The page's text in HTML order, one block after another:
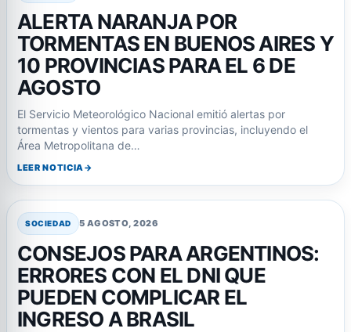
ALERTA NARANJA POR
TORMENTAS EN BUENOS AIRES Y
10 PROVINCIAS PARA EL 6 DE
AGOSTO
El Servicio Meteorológico Nacional emitió alertas por
tormentas y vientos para varias provincias, incluyendo el
Área Metropolitana de…
LEER NOTICIA
SOCIEDAD 5 AGOSTO, 2026
CONSEJOS PARA ARGENTINOS:
ERRORES CON EL DNI QUE
PUEDEN COMPLICAR EL
INGRESO A BRASIL